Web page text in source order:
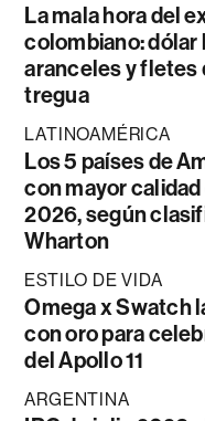
La mala hora del
colombiano: dólar
aranceles y fletes
tregua
LATINOAMÉRICA
Los 5 países de
con mayor calidad
2026, según
Wharton
ESTILO DE VIDA
Omega x Swatch
con oro para
del Apollo 11
ARGENTINA